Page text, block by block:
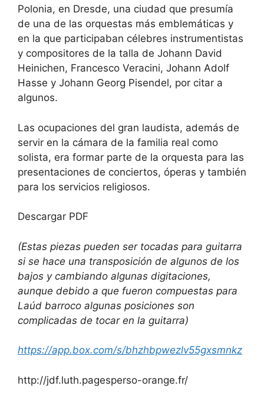
Polonia, en Dresde, una ciudad que presumía
de una de las orquestas más emblemáticas y
en la que participaban célebres instrumentistas
y compositores de la talla de Johann David
Heinichen, Francesco Veracini, Johann Adolf
Hasse y Johann Georg Pisendel, por citar a
algunos.
Las ocupaciones del gran laudista, además de
servir en la cámara de la familia real como
solista, era formar parte de la orquesta para las
presentaciones de conciertos, óperas y también
para los servicios religiosos.
Descargar PDF
(Estas piezas pueden ser tocadas para guitarra
si se hace una transposición de algunos de los
bajos y cambiando algunas digitaciones,
aunque debido a que fueron compuestas para
Laúd barroco algunas posiciones son
complicadas de tocar en la guitarra)
https://app.box.com/s/bhzhbpwezlv55gxsmnkz
http://jdf.luth.pagesperso-orange.fr/